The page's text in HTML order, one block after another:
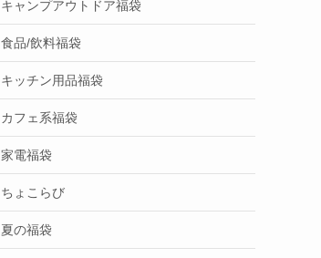
キャンプアウトドア福袋
食品/飲料福袋
キッチン用品福袋
カフェ系福袋
家電福袋
ちょこらび
夏の福袋